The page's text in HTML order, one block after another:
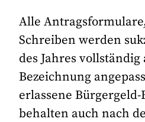
Alle
Schreiben werden
des Jahres vollständig
Bezeichnung
erlassene Bürgergeld-
behalten auch nach